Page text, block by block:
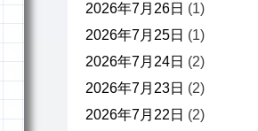
2026年7月26日 (1)
2026年7月25日 (1)
2026年7月24日 (2)
2026年7月23日 (2)
2026年7月22日 (2)